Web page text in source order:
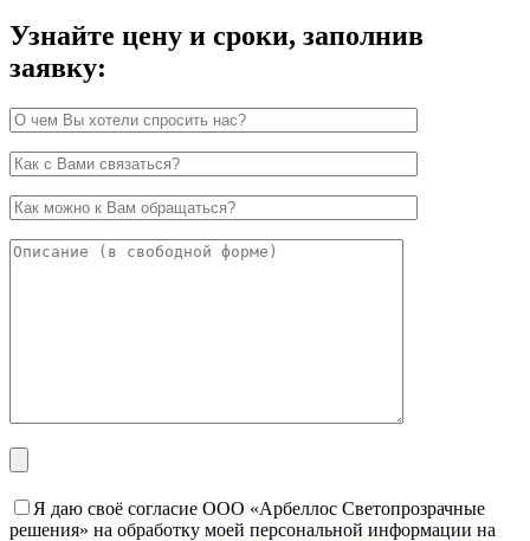
Узнайте цену и сроки, заполнив
заявку:
Я даю своё согласие ООО «Арбеллос Светопрозрачные
решения» на обработку моей персональной информации на